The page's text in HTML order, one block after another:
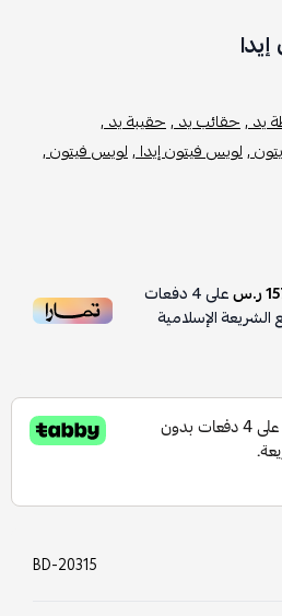
يد ,حقائب يد ,حقيبة يد ,
,لويس فيتون إيدا ,لويس فيتون ,
على4دفعات
الإسلامية
BD-20315